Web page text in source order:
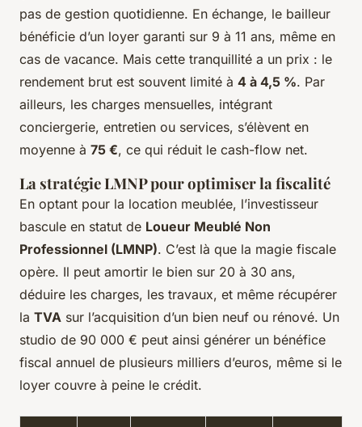
pas de gestion quotidienne. En échange, le bailleur
bénéficie d’un loyer garanti sur 9 à 11 ans, même en
cas de vacance. Mais cette tranquillité a un prix : le
rendement brut est souvent limité à 4 à 4,5 %. Par
ailleurs, les charges mensuelles, intégrant
conciergerie, entretien ou services, s’élèvent en
moyenne à 75 €, ce qui réduit le cash-flow net.
La stratégie LMNP pour optimiser la fiscalité
En optant pour la location meublée, l’investisseur
bascule en statut de Loueur Meublé Non
Professionnel (LMNP). C’est là que la magie fiscale
opère. Il peut amortir le bien sur 20 à 30 ans,
déduire les charges, les travaux, et même récupérer
la TVA sur l’acquisition d’un bien neuf ou rénové. Un
studio de 90 000 € peut ainsi générer un bénéfice
fiscal annuel de plusieurs milliers d’euros, même si le
loyer couvre à peine le crédit.